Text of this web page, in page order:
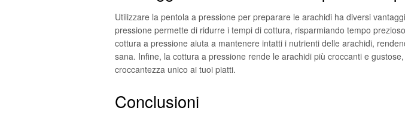
Utilizzare la pentola a pressione per preparare le arachidi ha diversi
pressione permette di ridurre i tempi di cottura, risparmiando tempo
cottura a pressione aiuta a mantenere intatti i nutrienti delle arachidi,
sana. Infine, la cottura a pressione rende le arachidi più croccanti e
croccantezza unico ai tuoi piatti.
Conclusioni